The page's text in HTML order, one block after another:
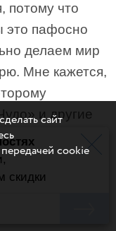
потому что
это пафосно
делаем мир
Мне кажется,
и другие
вообще
людьми.
всего одну
скидки
сайт
cookie